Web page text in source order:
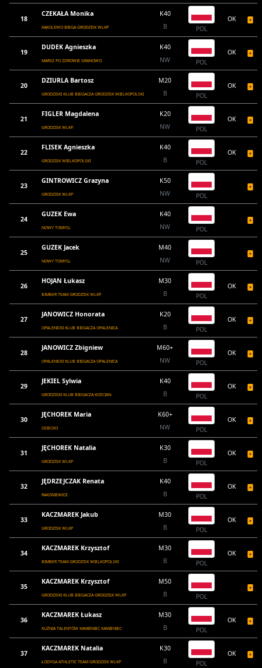
18
CZEKAŁA Monika
KĄKOLEWO BIEGA GRODZISK WLKP
K40
B
POL
OK
19
DUDEK Agnieszka
MARSZ PO ZDROWIE GRANOWO
K40
NW
POL
OK
20
DZIURLA Bartosz
GRODZISKI KLUB BIEGACZA GRODZISK WIELKOPOLSKI
M20
B
POL
OK
21
FIGLER Magdalena
GRODZISK WLKP.
K20
NW
POL
OK
22
FLISEK Agnieszka
GRODZISK WIELKOPOLSKI
K40
B
POL
OK
23
GINTROWICZ Grazyna
GRODZISK WLKP
K50
NW
POL
24
GUZEK Ewa
NOWY TOMYSL
K40
NW
POL
25
GUZEK Jacek
NOWY TOMYSL
M40
NW
POL
26
HOJAN Łukasz
BIMBER TEAM GRODZISK WLKP
M30
B
POL
OK
27
JANOWICZ Honorata
OPALENICKI KLUB BIEGACZA OPALENICA
K20
B
POL
OK
28
JANOWICZ Zbigniew
OPALENICKI KLUB BIEGACZA OPALENICA
M60+
NW
POL
OK
29
JEKIEL Sylwia
GRODZISKI KLUB BIEGACZA KOŚCIAN
K40
B
POL
OK
30
JĘCHOREK Maria
OSIECKO
K60+
NW
POL
OK
31
JĘCHOREK Natalia
GRODZISK WLKP
K30
B
POL
OK
32
JĘDRZEJCZAK Renata
RAKONIEWICE
K40
B
POL
OK
33
KACZMAREK Jakub
GRODZISK WLKP
M30
B
POL
OK
34
KACZMAREK Krzysztof
BIMBER TEAM GRODZISK WIELKOPOLSKI
M30
B
POL
OK
35
KACZMAREK Krzysztof
GRODZISKI KLUB BIEGACZA GRODZISK WLKP
M50
B
POL
36
KACZMAREK Łukasz
KUŹNIA TALENTÓW KAMIENIEC KAMIENIEC
M30
B
POL
OK
37
KACZMAREK Natalia
ŁODYGA ATHLETIC TEAM GRODZISK WLKP
K30
B
POL
OK